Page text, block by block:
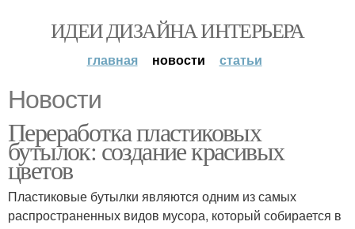
ИДЕИ ДИЗАЙНА ИНТЕРЬЕРА
главная новости статьи
Новости
Переработка пластиковых
бутылок: создание красивых
цветов
Пластиковые бутылки являются одним из самых
распространенных видов мусора, который собирается в